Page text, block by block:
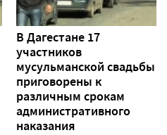
В Дагестане 17
участников
мусульманской свадьбы
приговорены к
различным срокам
административного
наказания